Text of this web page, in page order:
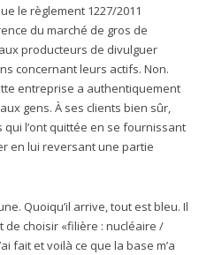
le règlement 1227/2011
du marché de gros de
producteurs de divulguer
concernant leurs actifs. Non.
entreprise a authentiquement
gens. À ses clients bien sûr,
l’ont quittée en se fournissant
en lui reversant une partie
Quoiqu’il arrive, tout est bleu. Il
de choisir «filière : nucléaire /
fait et voilà ce que la base m’a